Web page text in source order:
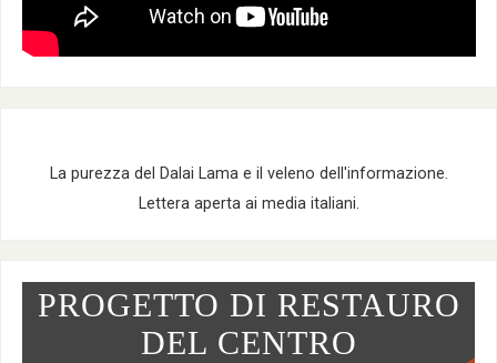
La purezza del Dalai Lama e il veleno dell'informazione.
Lettera aperta ai media italiani.
PROGETTO DI RESTAURO
DEL CENTRO